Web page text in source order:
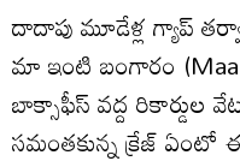
దాదాపు మూడేళ్ల గ్యాప్
మా ఇంటి బంగారం (Maa
బాక్సాఫీస్ వద్ద రికార్డుల
సమంతకున్న క్రేజ్